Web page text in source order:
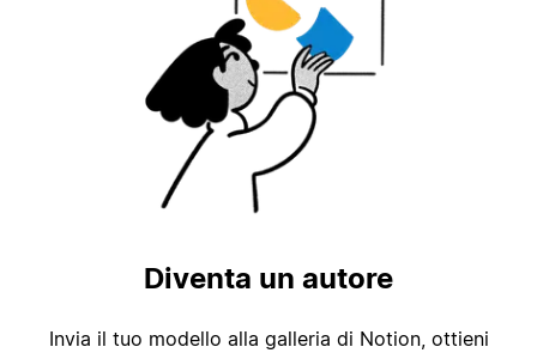
Diventa un autore
Invia il tuo modello alla galleria di Notion, ottieni